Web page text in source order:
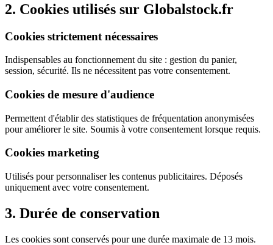
2. Cookies utilisés sur Globalstock.fr
Cookies strictement nécessaires
Indispensables au fonctionnement du site : gestion du panier,
session, sécurité. Ils ne nécessitent pas votre consentement.
Cookies de mesure d'audience
Permettent d'établir des statistiques de fréquentation anonymisées
pour améliorer le site. Soumis à votre consentement lorsque requis.
Cookies marketing
Utilisés pour personnaliser les contenus publicitaires. Déposés
uniquement avec votre consentement.
3. Durée de conservation
Les cookies sont conservés pour une durée maximale de 13 mois.